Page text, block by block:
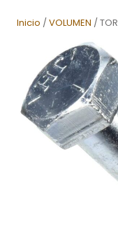
Inicio /VOLUMEN /